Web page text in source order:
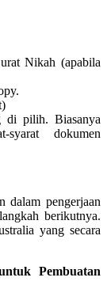
Nikah (apabila
di pilih. Biasanya
dokumen
dalam pengerjaan
berikutnya.
yang secara
Pembuatan